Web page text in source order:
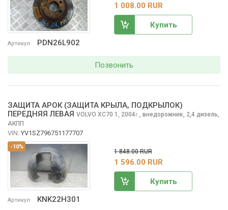
Артикул PDN26L902
1 008.00 RUR
Купить
Позвонить
-10%
Артикул KNK22H301
ЗАЩИТА АРОК (ЗАЩИТА КРЫЛА, ПОДКРЫЛОК)
ПЕРЕДНЯЯ ЛЕВАЯ VOLVO XC70 1, 2004г. внедорожник, 2,4 дизель,
АКПП
VIN: YV1SZ796751177707
1 848.00 RUR
1 596.00 RUR
Купить